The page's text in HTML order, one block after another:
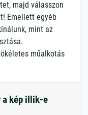
majd válasszon
Emellett egyéb
mint az
műalkotás
a kép illik-e